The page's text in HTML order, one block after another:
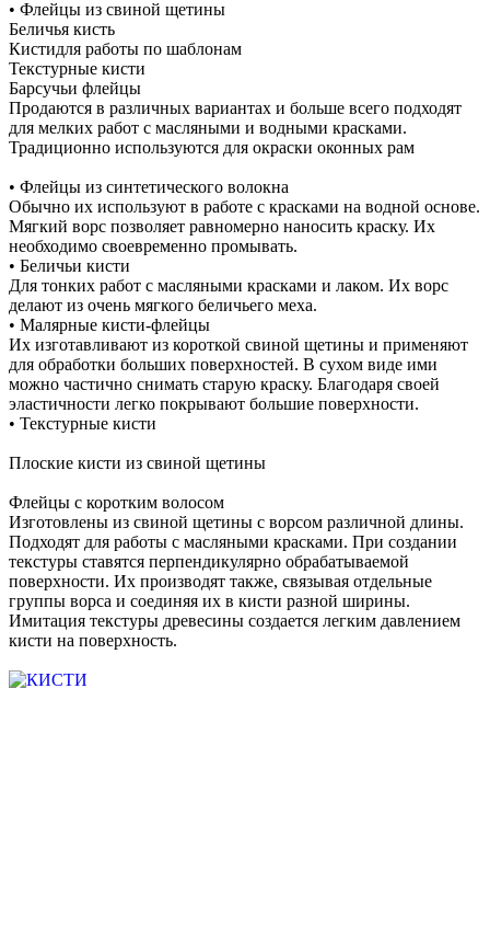
• Флейцы из свиной щетины
Беличья кисть
Кистидля работы по шаблонам
Текстурные кисти
Барсучьи флейцы
Продаются в различных вариантах и больше всего подходят
для мелких работ с масляными и водными красками.
Традиционно используются для окраски оконных рам
• Флейцы из синтетического волокна
Обычно их используют в работе с красками на водной основе.
Мягкий ворс позволяет равномерно наносить краску. Их
необходимо своевременно промывать.
• Беличьи кисти
Для тонких работ с масляными красками и лаком. Их ворс
делают из очень мягкого беличьего меха.
• Малярные кисти-флейцы
Их изготавливают из короткой свиной щетины и применяют
для обработки больших поверхностей. В сухом виде ими
можно частично снимать старую краску. Благодаря своей
эластичности легко покрывают большие поверхности.
• Текстурные кисти
Плоские кисти из свиной щетины
Флейцы с коротким волосом
Изготовлены из свиной щетины с ворсом различной длины.
Подходят для работы с масляными красками. При создании
текстуры ставятся перпендикулярно обрабатываемой
поверхности. Их производят также, связывая отдельные
группы ворса и соединяя их в кисти разной ширины.
Имитация текстуры древесины создается легким давлением
кисти на поверхность.